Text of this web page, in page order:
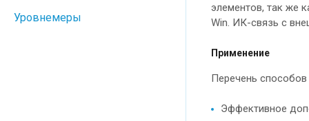
элементов, так же
Win. ИК-связь с
Применение
Перечень
Эффективное
Уровнемеры